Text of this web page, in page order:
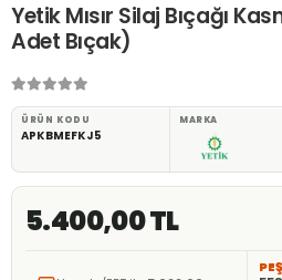
Yetik Mısır Silaj Bıçağı
Adet Bıçak)
ÜRÜN KODU
APKBMEFKJ5
MARKA
5.400,00 TL